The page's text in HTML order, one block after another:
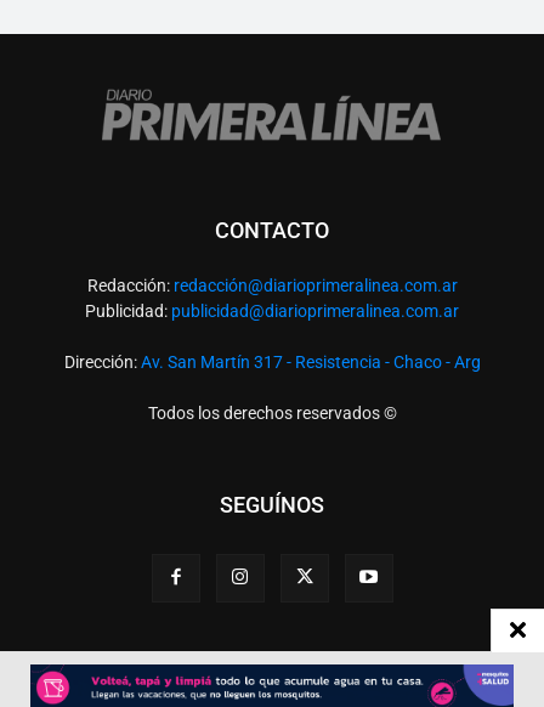
CONTACTO
Redacción: redacción@diarioprimeralinea.com.ar
Publicidad: publicidad@diarioprimeralinea.com.ar
Dirección:Av. San Martín 317 - Resistencia - Chaco - Arg
Todos los derechos reservados ©
SEGUÍNOS
Desarrollado porTP. Web Studio